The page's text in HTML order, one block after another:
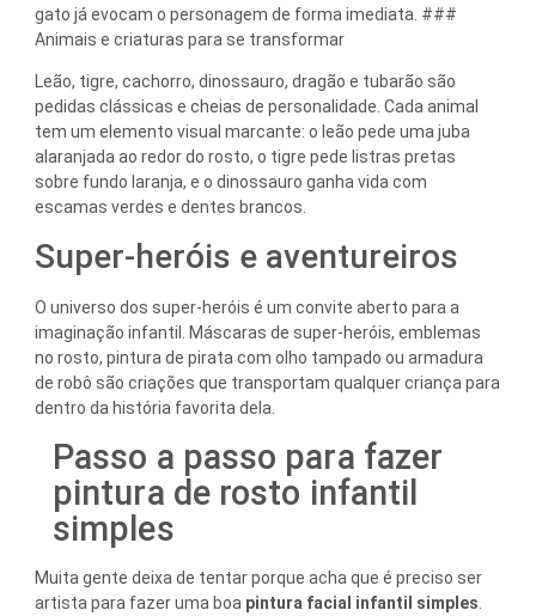
gato já evocam o personagem de forma imediata. ###
Animais e criaturas para se transformar
Leão, tigre, cachorro, dinossauro, dragão e tubarão são
pedidas clássicas e cheias de personalidade. Cada animal
tem um elemento visual marcante: o leão pede uma juba
alaranjada ao redor do rosto, o tigre pede listras pretas
sobre fundo laranja, e o dinossauro ganha vida com
escamas verdes e dentes brancos.
Super-heróis e aventureiros
O universo dos super-heróis é um convite aberto para a
imaginação infantil. Máscaras de super-heróis, emblemas
no rosto, pintura de pirata com olho tampado ou armadura
de robô são criações que transportam qualquer criança para
dentro da história favorita dela.
Passo a passo para fazer
pintura de rosto infantil
simples
Muita gente deixa de tentar porque acha que é preciso ser
artista para fazer uma boa pintura facial infantil simples